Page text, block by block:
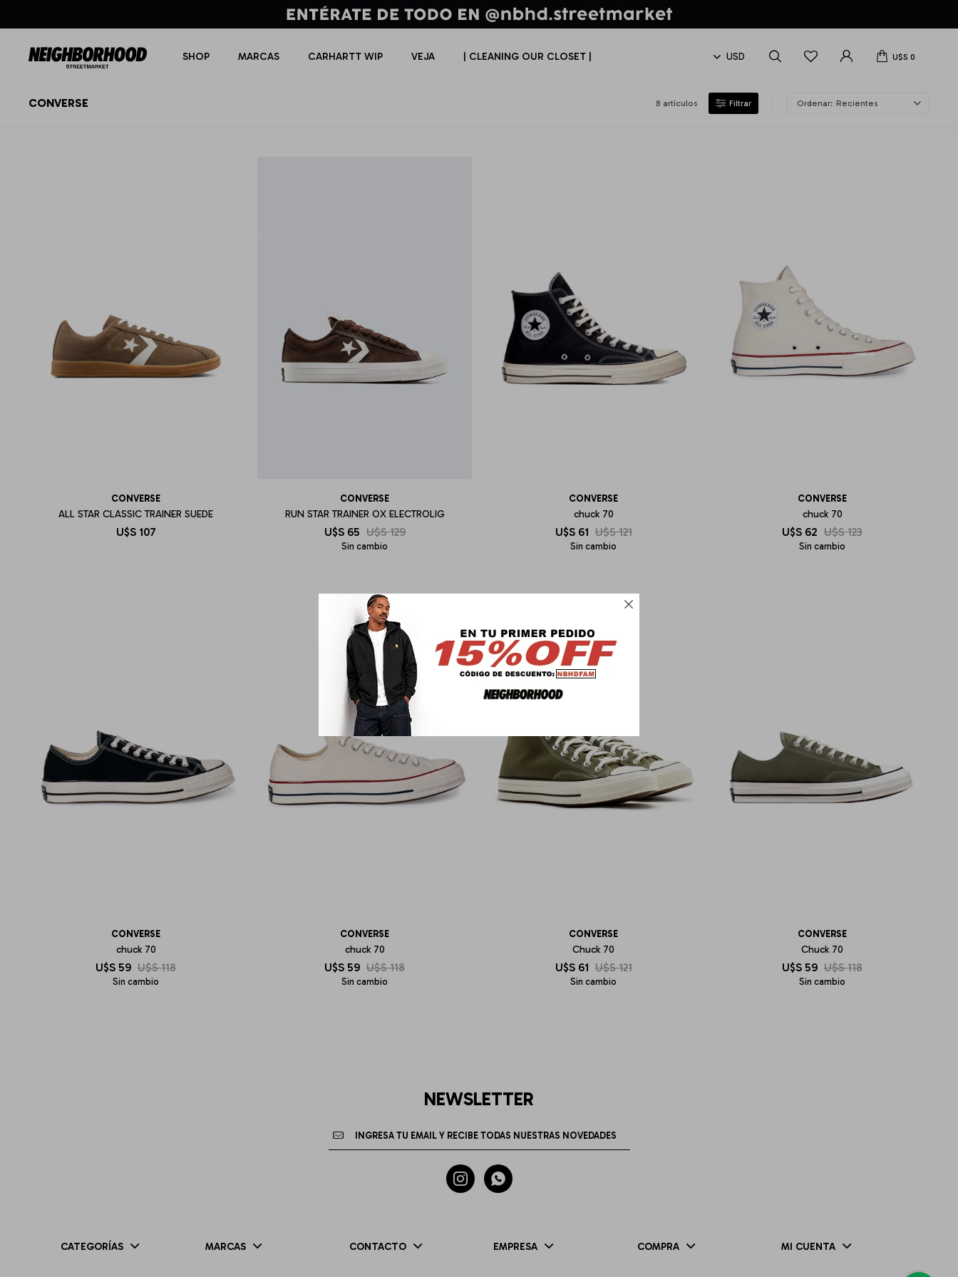

SHOP MARCAS CARHARTT WIP VEJA | CLEANING OUR CLOSET | U$S 0
CONVERSE 8 artículos Recientes
CONVERSE
ALL STAR CLASSIC TRAINER SUEDE
U$S 107
CONVERSE
RUN STAR TRAINER OX ELECTROLIG
U$S 65 U$S 129
Sin cambio
CONVERSE
chuck 70
U$S 61 U$S 121
Sin cambio
CONVERSE
chuck 70
U$S 62 U$S 123
Sin cambio
CONVERSE
chuck 70
U$S 59 U$S 118
Sin cambio
CONVERSE
chuck 70
U$S 59 U$S 118
Sin cambio
CONVERSE
Chuck 70
U$S 61 U$S 121
Sin cambio
CONVERSE
Chuck 70
U$S 59 U$S 118
Sin cambio
CATEGORÍAS MARCAS CONTACTO EMPRESA COMPRA MI CUENTA
NEWSLETTER
 